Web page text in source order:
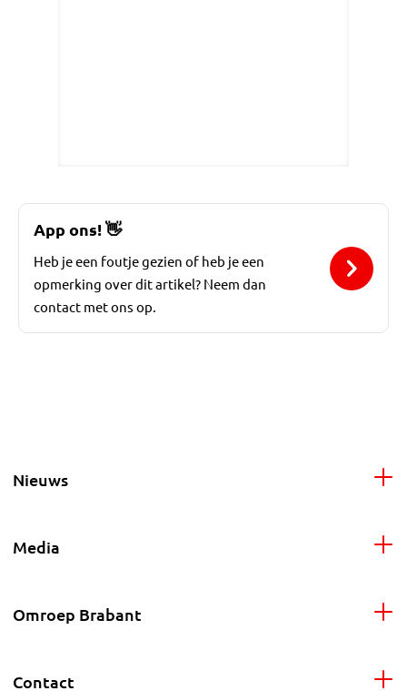
App ons!👋
Heb je een foutje gezien of heb je een
opmerking over dit artikel? Neem dan
contact met ons op.
Nieuws
Media
Omroep Brabant
Contact